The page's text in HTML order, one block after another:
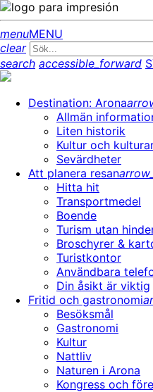
menuMENU
clear
search accessible_forward
Destination: Arona
Allmän
Liten historik
Kultur och
Sevärdheter
Att planera resan
Hitta hit
Transportmedel
Boende
Turism utan
Broschyrer &
Turistkontor
Användbara
Din åsikt är viktig
Fritid och gastronomi
Besöksmål
Gastronomi
Kultur
Nattliv
Naturen i Arona
Kongress och